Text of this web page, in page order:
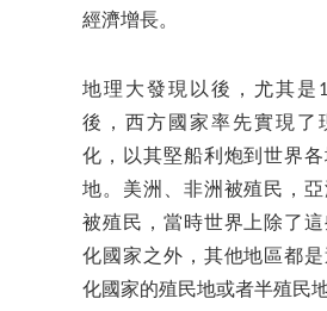
經濟增長。
地理大發現以後，尤其是
後，西方國家率先實現了
化，以其堅船利炮到世界
地。美洲、非洲被殖民，
被殖民，當時世界上除了
化國家之外，其他地區都
化國家的殖民地或者半殖民地